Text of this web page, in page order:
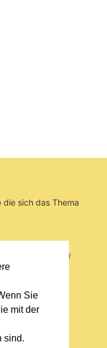
Sie
mit der
sind.
die sich das Thema